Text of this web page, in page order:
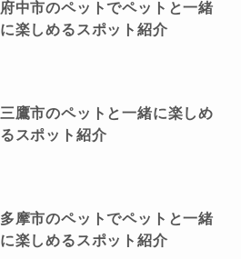
府中市のペットでペットと一緒
に楽しめるスポット紹介
三鷹市のペットと一緒に楽しめ
るスポット紹介
多摩市のペットでペットと一緒
に楽しめるスポット紹介